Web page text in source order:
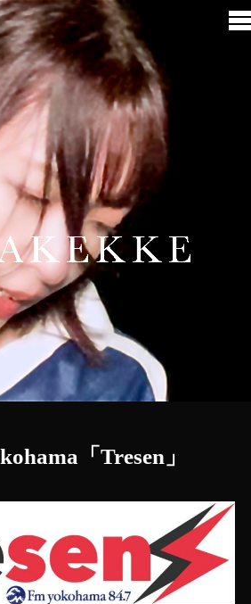
「Tresen」